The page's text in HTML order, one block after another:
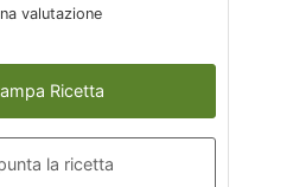
valutazione
Ricetta
la ricetta